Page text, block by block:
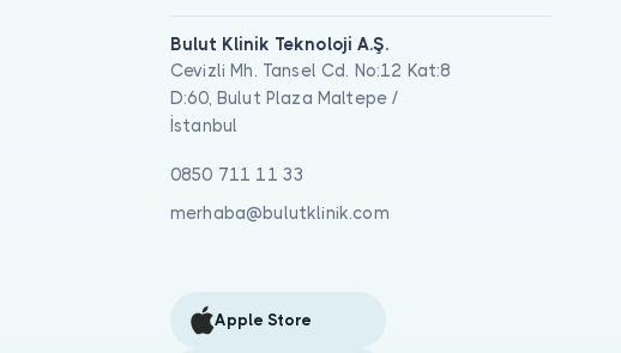
Bulut Klinik Teknoloji A.Ş.
Cevizli Mh. Tansel Cd. No:12 Kat:8
D:60, Bulut Plaza Maltepe /
İstanbul
0850 711 11 33
merhaba@bulutklinik.com
Apple Store